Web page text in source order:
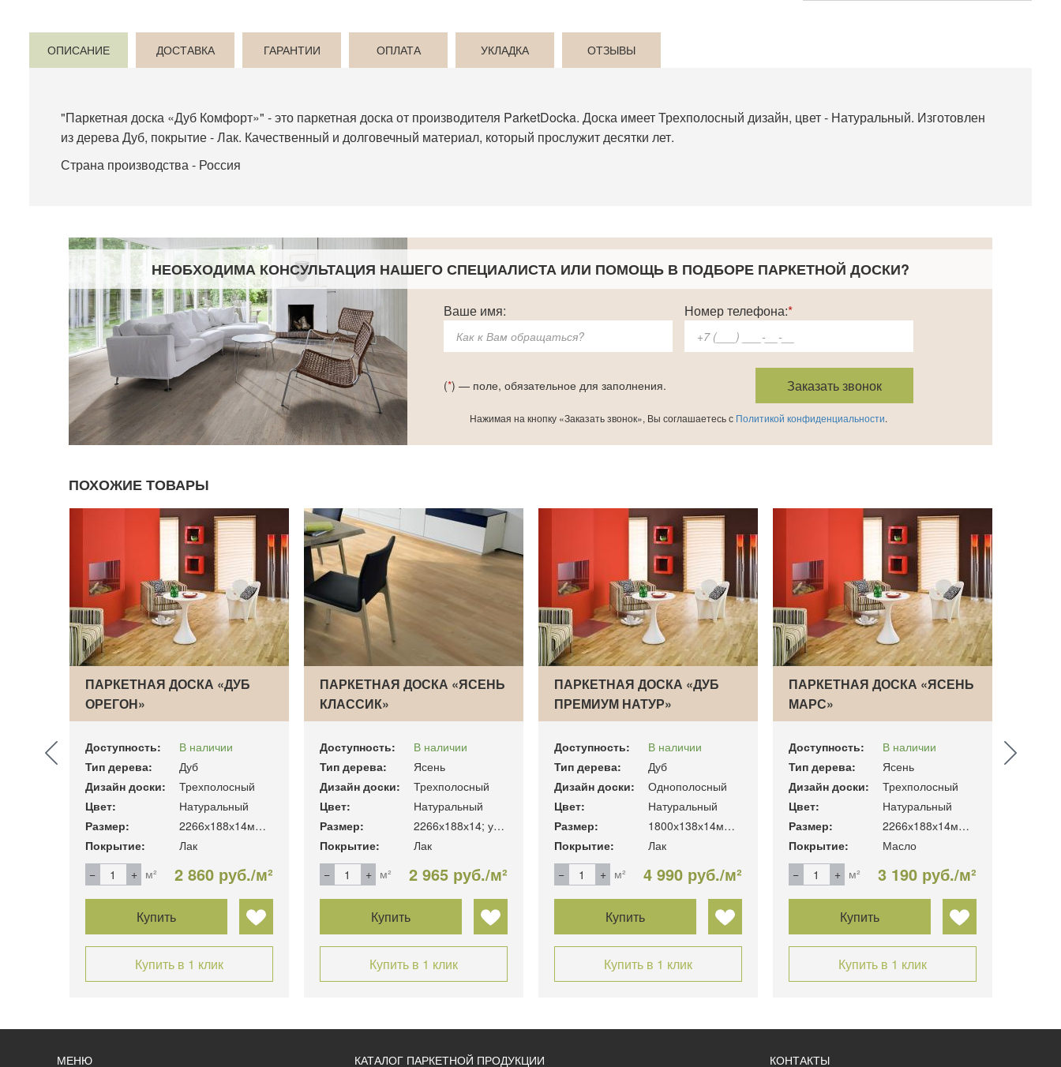
ОПИСАНИЕ ДОСТАВКА ГАРАНТИИ ОПЛАТА УКЛАДКА ОТЗЫВЫ
"Паркетная доска «Дуб Комфорт»" - это паркетная доска от производителя ParketDocka. Доска имеет Трехполосный дизайн, цвет - Натуральный. Изготовлен
из дерева Дуб, покрытие - Лак. Качественный и долговечный материал, который прослужит десятки лет.
Страна производства - Россия
НЕОБХОДИМА КОНСУЛЬТАЦИЯ НАШЕГО СПЕЦИАЛИСТА ИЛИ ПОМОЩЬ В ПОДБОРЕ ПАРКЕТНОЙ ДОСКИ?
Ваше имя: Номер телефона:*
(*) — поле, обязательное для заполнения.
Нажимая на кнопку «Заказать звонок», Вы соглашаетесь с Политикой конфиденциальности.
ПОХОЖИЕ ТОВАРЫ
ПАРКЕТНАЯ ДОСКА «ДУБ
ОРЕГОН»
Доступность:
В наличии
Тип дерева:
Дуб
Дизайн доски:
Трехполосный
Цвет:
Натуральный
Размер:
2266х188х14мм. 3.41м2/уп
Покрытие:
Лак
м²
2 860 руб./м²
Купить
Купить в 1 клик
ПАРКЕТНАЯ ДОСКА «ЯСЕНЬ
КЛАССИК»
Доступность:
В наличии
Тип дерева:
Ясень
Дизайн доски:
Трехполосный
Цвет:
Натуральный
Размер:
2266х188х14; уп. 3,41 м2
Покрытие:
Лак
м²
2 965 руб./м²
Купить
Купить в 1 клик
ПАРКЕТНАЯ ДОСКА «ДУБ
ПРЕМИУМ НАТУР»
Доступность:
В наличии
Тип дерева:
Дуб
Дизайн доски:
Однополосный
Цвет:
Натуральный
Размер:
1800х138х14мм 2.00 м2/уп
Покрытие:
Лак
м²
4 990 руб./м²
Купить
Купить в 1 клик
ПАРКЕТНАЯ ДОСКА «ЯСЕНЬ
МАРС»
Доступность:
В наличии
Тип дерева:
Ясень
Дизайн доски:
Трехполосный
Цвет:
Натуральный
Размер:
2266х188х14мм. 3.41м2/уп
Покрытие:
Масло
м²
3 190 руб./м²
Купить
Купить в 1 клик
МЕНЮ КАТАЛОГ ПАРКЕТНОЙ ПРОДУКЦИИ КОНТАКТЫ